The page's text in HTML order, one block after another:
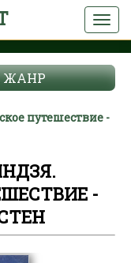
ЖАНР
путешествие -
-